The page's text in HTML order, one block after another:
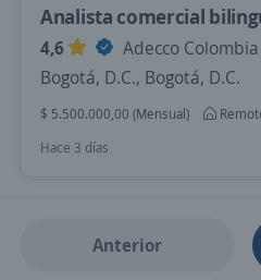
Analista comercial
4,6
Adecco Colombia
Bogotá, D.C., Bogotá, D.C.
$ 5.500.000,00 (Mensual)
Hace 3 días
Anterior